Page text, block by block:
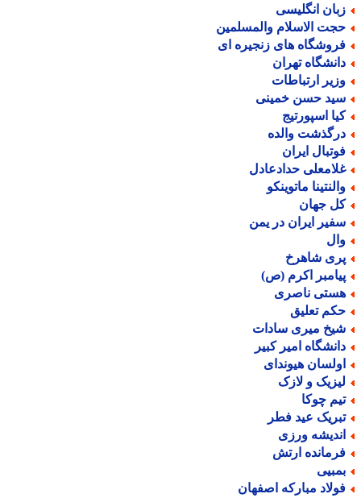
انگلیسی
الاسلام والمسلمین
های زنجیره ای
تهران
ارتباطات
حسن خمینی
اسپورتیج
والده
ایران
حدادعادل
ماتوینکو
جهان
ایران در یمن
شاهرخ
اکرم (ص)
ناصری
تعلیق
میری سادات
امیر کبیر
هیوندای
و لازک
چوکا
عید فطر
ورزی
ارتش
مبارکه اصفهان